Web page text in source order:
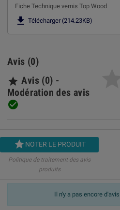
Fiche Technique vernis Top Wood
 Télécharger (214.23KB)
Avis (0)
 Avis (0) -
Modération des avis

NOTER LE PRODUIT
Politique de traitement des avis
produits
Il n'y a pas encore